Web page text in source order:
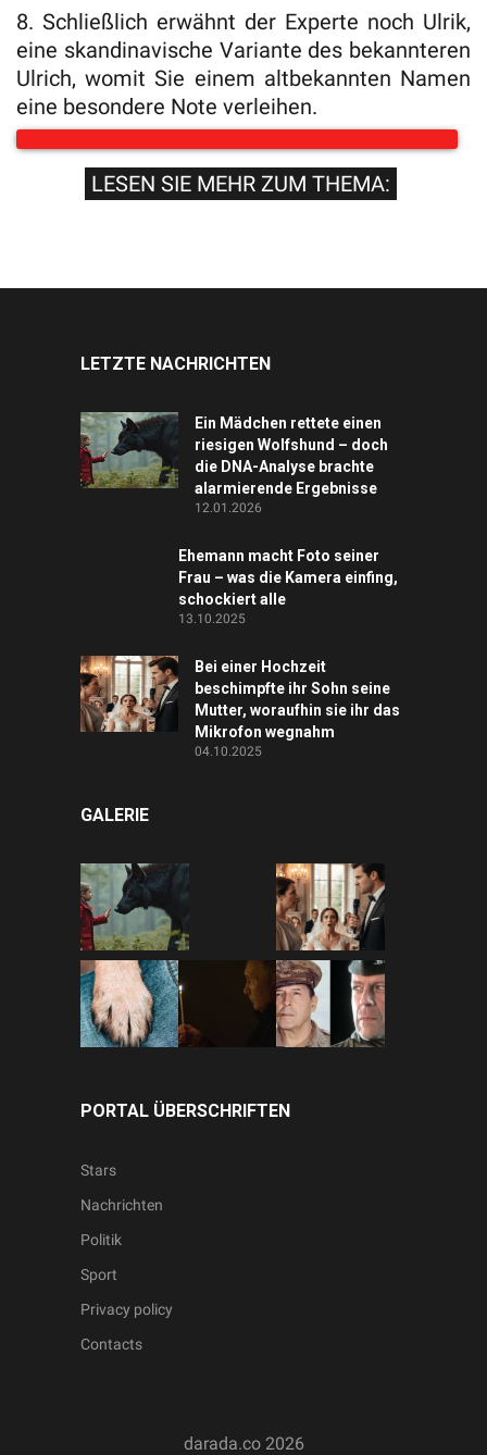
8. Schließlich erwähnt der Experte noch Ulrik,
eine skandinavische Variante des bekannteren
Ulrich, womit Sie einem altbekannten Namen
eine besondere Note verleihen.
LESEN SIE MEHR ZUM THEMA:
LETZTE NACHRICHTEN
Ein Mädchen rettete einen
riesigen Wolfshund – doch
die DNA-Analyse brachte
alarmierende Ergebnisse
12.01.2026
Ehemann macht Foto seiner
Frau – was die Kamera einfing,
schockiert alle
13.10.2025
Bei einer Hochzeit
beschimpfte ihr Sohn seine
Mutter, woraufhin sie ihr das
Mikrofon wegnahm
04.10.2025
GALERIE
PORTAL ÜBERSCHRIFTEN
Stars
Nachrichten
Politik
Sport
Privacy policy
Contacts
darada.co 2026